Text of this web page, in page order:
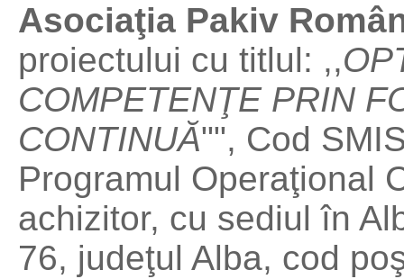
Asociaţia Pakiv
proiectului cu titlul: ,,
COMPETENŢE PRIN
CONTINUĂ"", Cod
Programul Operaţional
achizitor, cu sediul în
76, judeţul Alba, cod